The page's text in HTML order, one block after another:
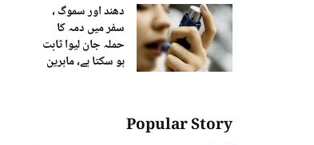
دھند اور سموگ ،
سفر میں دمہ کا
حملہ جان لیوا ثابت
ہو سکتا ہے، ماہرین
Popular Story